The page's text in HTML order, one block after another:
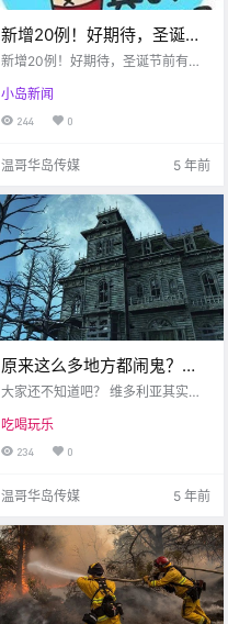
新增20例！好期待，圣诞节
前有可能收到1000刀疫情福
罚…
新增20例！好期待，圣诞节前有可
人拒戴口罩被罚...
小岛新闻
244 0
温哥华岛传媒 5 年前
原来这么多地方都闹鬼？！
维多利亚那些鲜为人知的”鬼
大家还不知道吧？ 维多利亚其实是B
因为淘金热时期 我们是西部蛮荒非
常乱的结果 也有可能是墓地中有太
彻BC.
吃喝玩乐
234 0
温哥华岛传媒 5 年前